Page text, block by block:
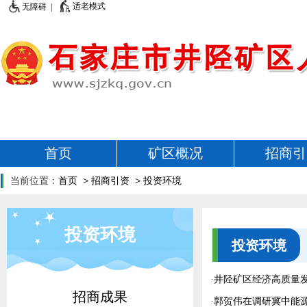
无障碍 | 适老模式
首页 矿区概况 招商
当前位置： 首页 > 招商引资 > 投资环境
投资环境
招商成果
投资环境
·井陉矿区经济高质量
·郭贺伟在调研冀中能